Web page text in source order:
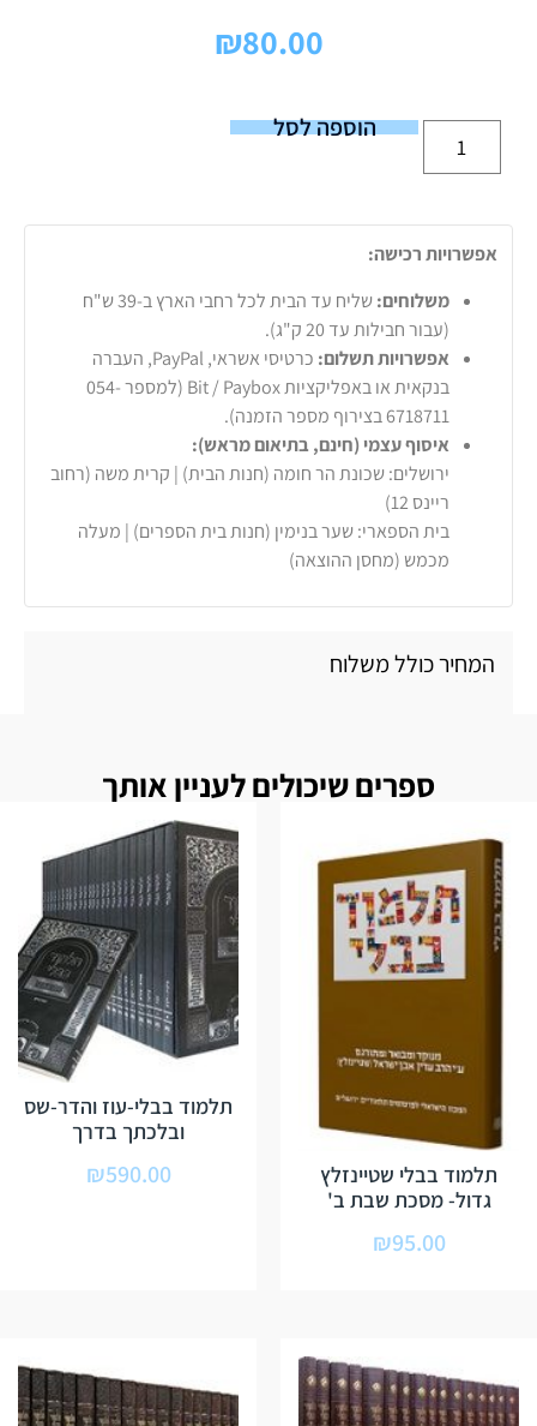
₪80.00
הוספה לסל
אפשרויות רכישה:
משלוחים:
שליח עד הבית לכל רחבי הארץ ב-39 ש"ח
(עבור חבילות עד 20 ק"ג).
אפשרויות תשלום:
כרטיסי אשראי, PayPal, העברה
בנקאית או באפליקציות Bit / Paybox (למספר 054-
6718711 בצירוף מספר הזמנה).
איסוף עצמי (חינם, בתיאום מראש):
ירושלים: שכונת הר חומה (חנות הבית) | קרית משה (רחוב
ריינס 12)
בית הספארי: שער בנימין (חנות בית הספרים) | מעלה
מכמש (מחסן ההוצאה)
המחיר כולל משלוח
ספרים שיכולים לעניין אותך
תלמוד בבלי שטיינזלץ
גדול- מסכת שבת ב'
₪95.00
תלמוד בבלי-עוז והדר-שס
ובלכתך בדרך
₪590.00